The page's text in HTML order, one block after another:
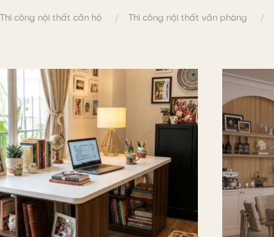
Thi công nội thất căn hộ Thi công nội thất văn phòng